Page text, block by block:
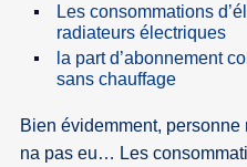
Les consommations
radiateurs électriques
la part d’abonnement
sans chauffage
Bien évidemment, personne
na pas eu… Les